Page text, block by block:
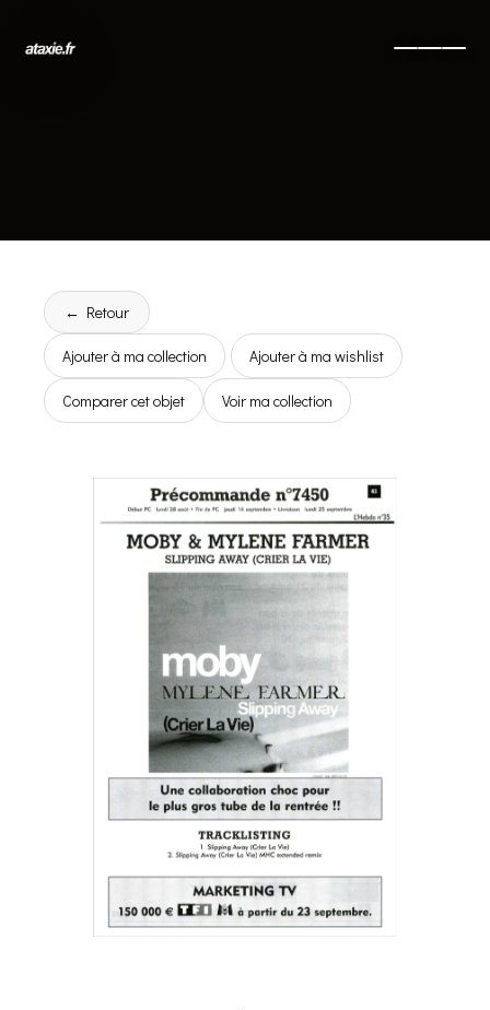
← Retour
Ajouter à ma collection Ajouter à ma wishlist
Comparer cet objet Voir ma collection